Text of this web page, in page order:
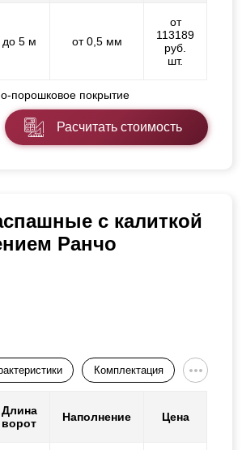
до 5 м от 0,5 мм
от
113189
руб.
шт.
порошковое покрытие
Расчитать стоимость
с калиткой
Ранчо
Комплектация
Длина
ворот
Наполнение Цена